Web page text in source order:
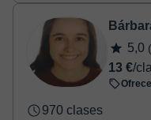
And...
5,0
13 €/
970 clases